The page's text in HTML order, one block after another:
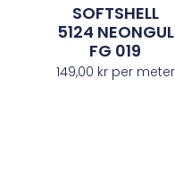
SOFTSHELL
5124 NEONGUL
FG 019
149,00 krper meter